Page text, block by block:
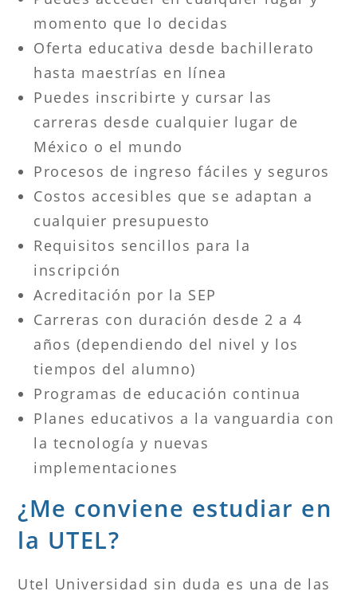
momento que lo decidas
Oferta educativa desde bachillerato
hasta maestrías en línea
Puedes inscribirte y cursar las
carreras desde cualquier lugar de
México o el mundo
Procesos de ingreso fáciles y seguros
Costos accesibles que se adaptan a
cualquier presupuesto
Requisitos sencillos para la
inscripción
Acreditación por la SEP
Carreras con duración desde 2 a 4
años (dependiendo del nivel y los
tiempos del alumno)
Programas de educación continua
Planes educativos a la vanguardia con
la tecnología y nuevas
implementaciones
¿Me conviene estudiar en
la UTEL?
Utel Universidad sin duda es una de las